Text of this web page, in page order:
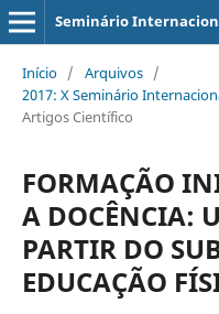
Seminário
Início / Arquivos /
2017: X Seminário
Artigos Científico
FORMAÇÃO
A DOCÊNCIA:
PARTIR DO
EDUCAÇÃO